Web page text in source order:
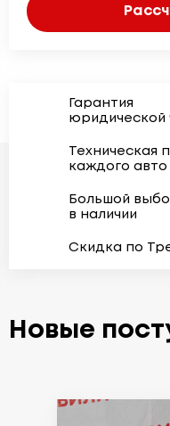
Гарантия
юридической
Техническая
каждого авто
Большой
в наличии
Скидка по
Новые